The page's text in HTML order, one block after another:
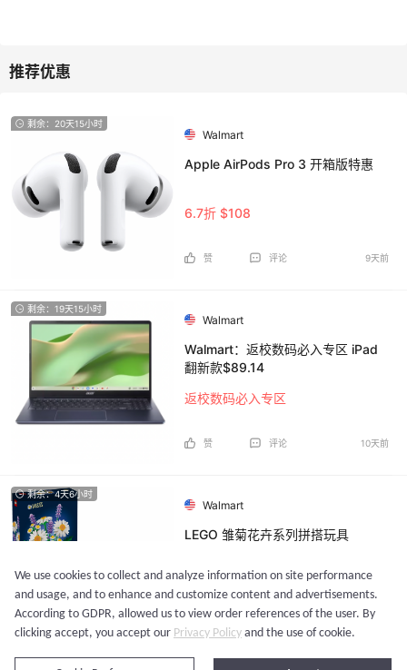
剩余：20天15小时
Walmart
Apple AirPods Pro 3 开箱版特惠
6.7折 $108
赞 评论 9天前
剩余：19天15小时
Walmart
Walmart：返校数码必入专区 iPad
翻新款$89.14
返校数码必入专区
赞 评论 10天前
剩余：4天6小时
Walmart
LEGO 雏菊花卉系列拼搭玩具
6.7折 $9.99
13 评论
We use cookies to collect and analyze information on site performance
and usage, and to enhance and customize content and advertisements.
According to GDPR, allowed us to view order references of the user. By
clicking accept, you accept our Privacy Policy and the use of cookie.